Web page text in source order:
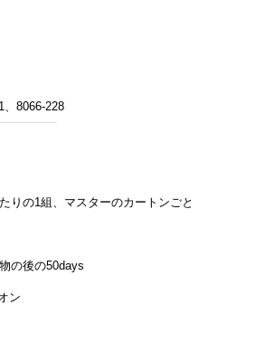
、8066-228
りの1組、マスターのカートンごとの
の後の50days
ン